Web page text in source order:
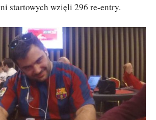
startowych wzięli 296 re-entry.